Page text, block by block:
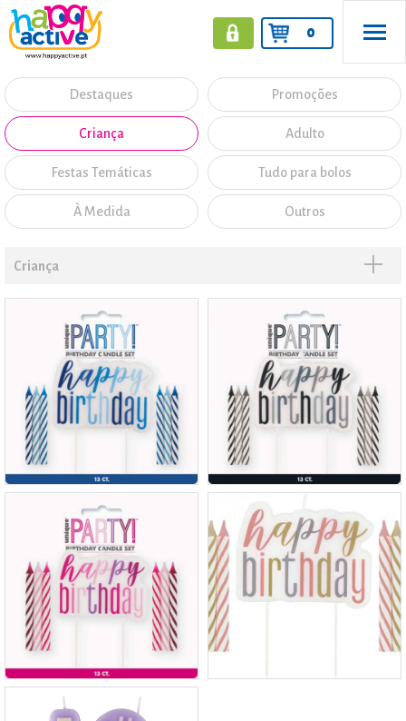
0
Destaques Promoções
Criança Adulto
Festas Temáticas Tudo para bolos
À Medida Outros
Criança